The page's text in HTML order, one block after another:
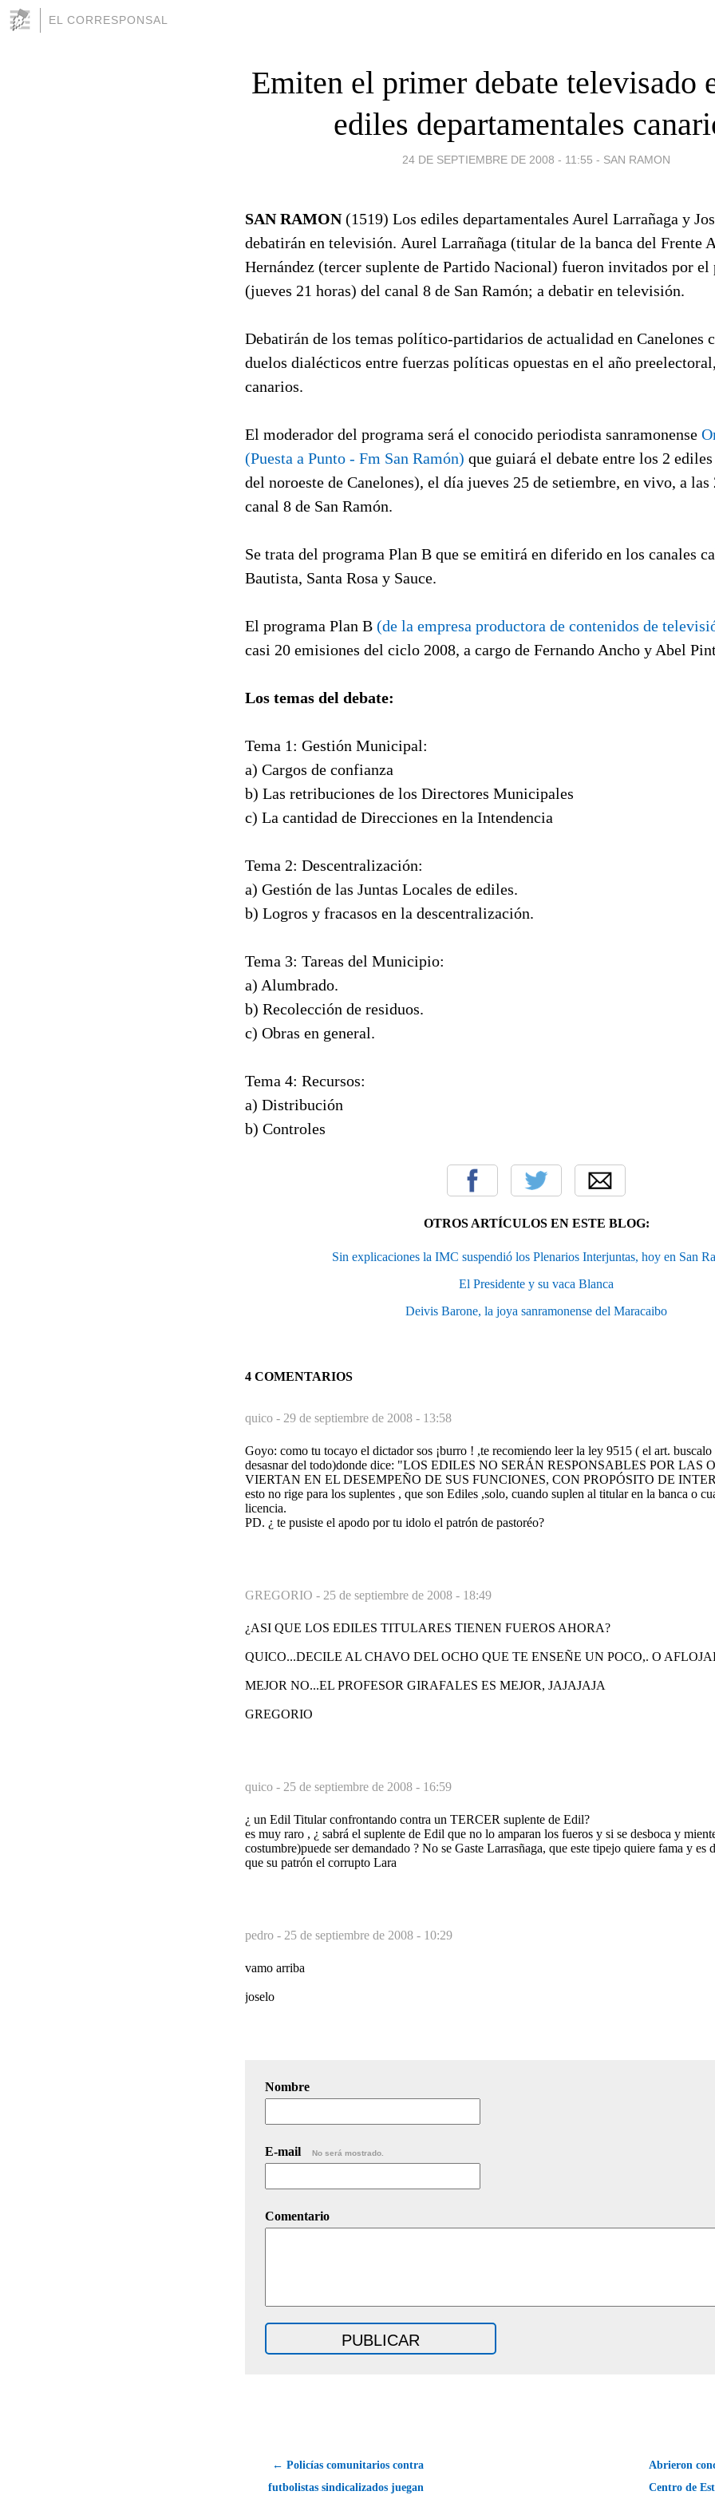
EL CORRESPONSAL
Emiten el primer debate televisado
ediles departamentales
24 DE SEPTIEMBRE DE 2008 - 11:55 - SAN RAMON
SAN RAMON(1519) Los ediles departamentales Aurel Larrañaga y
debatirán en televisión. Aurel Larrañaga (titular de la banca del Frente
Hernández (tercer suplente de Partido Nacional) fueron invitados por el
(jueves 21 horas) del canal 8 de San Ramón; a debatir en televisión.
Debatirán de los temas político-partidarios de actualidad en Canelones
duelos dialécticos entre fuerzas políticas opuestas en el año
canarios.
El moderador del programa será el conocido periodista sanramonense
(Puesta a Punto - Fm San Ramón) que guiará el debate entre los 2
del noroeste de Canelones), el día jueves 25 de setiembre, en vivo, a las
canal 8 de San Ramón.
Se trata del programa Plan B que se emitirá en diferido en los canales
Bautista, Santa Rosa y Sauce.
El programa Plan B (de la empresa productora de contenidos de
casi 20 emisiones del ciclo 2008, a cargo de Fernando Ancho y Abel
Los temas del debate:
Tema 1: Gestión Municipal:
a) Cargos de confianza
b) Las retribuciones de los Directores Municipales
c) La cantidad de Direcciones en la Intendencia
Tema 2: Descentralización:
a) Gestión de las Juntas Locales de ediles.
b) Logros y fracasos en la descentralización.
Tema 3: Tareas del Municipio:
a) Alumbrado.
b) Recolección de residuos.
c) Obras en general.
Tema 4: Recursos:
a) Distribución
b) Controles
OTROS ARTÍCULOS EN ESTE BLOG:
Sin explicaciones la IMC suspendió los Plenarios Interjuntas, hoy en San
El Presidente y su vaca Blanca
Deivis Barone, la joya sanramonense del Maracaibo
4 COMENTARIOS
quico - 29 de septiembre de 2008 - 13:58
Goyo: como tu tocayo el dictador sos ¡burro ! ,te recomiendo leer la ley 9515 ( el art.
desasnar del todo)donde dice: "LOS EDILES NO SERÁN RESPONSABLES POR LAS
VIERTAN EN EL DESEMPEÑO DE SUS FUNCIONES, CON PROPÓSITO DE
esto no rige para los suplentes , que son Ediles ,solo, cuando suplen al titular en la banca o
licencia.
PD. ¿ te pusiste el apodo por tu idolo el patrón de pastoréo?
GREGORIO - 25 de septiembre de 2008 - 18:49
¿ASI QUE LOS EDILES TITULARES TIENEN FUEROS AHORA?
QUICO...DECILE AL CHAVO DEL OCHO QUE TE ENSEÑE UN POCO,. O
MEJOR NO...EL PROFESOR GIRAFALES ES MEJOR, JAJAJAJA
GREGORIO
quico - 25 de septiembre de 2008 - 16:59
¿ un Edil Titular confrontando contra un TERCER suplente de Edil?
es muy raro , ¿ sabrá el suplente de Edil que no lo amparan los fueros y si se desboca y
costumbre)puede ser demandado ? No se Gaste Larrasñaga, que este tipejo quiere fama y es
que su patrón el corrupto Lara
pedro - 25 de septiembre de 2008 - 10:29
vamo arriba
joselo
Nombre
E-mail No será mostrado.
Comentario
← Policías comunitarios contra
futbolistas sindicalizados juegan
Abrieron
Centro de